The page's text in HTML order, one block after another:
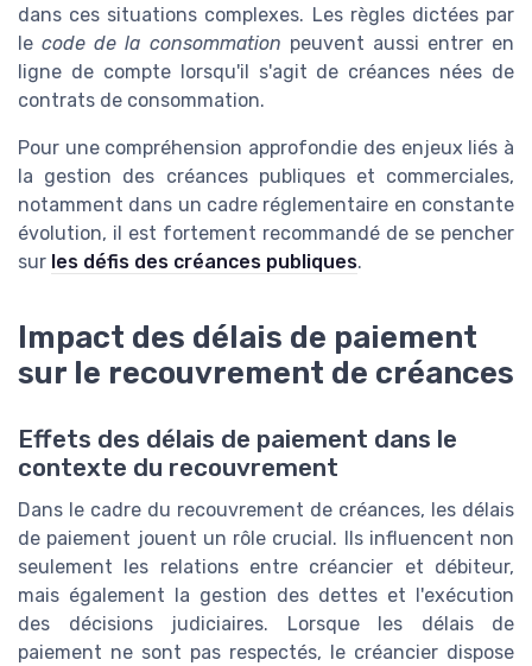
dans ces situations complexes. Les règles dictées par
lecode de la consommation peuvent aussi entrer en
ligne de compte lorsqu'il s'agit de créances nées de
contrats de consommation.
Pour une compréhension approfondie des enjeux liés à
la gestion des créances publiques et commerciales,
notamment dans un cadre réglementaire en constante
évolution, il est fortement recommandé de se pencher
sur les défis des créances publiques.
Impact des délais de paiement
sur le recouvrement de créances
Effets des délais de paiement dans le
contexte du recouvrement
Dans le cadre du recouvrement de créances, les délais
de paiement jouent un rôle crucial. Ils influencent non
seulement les relations entre créancier et débiteur,
mais également la gestion des dettes et l'exécution
des décisions judiciaires. Lorsque les délais de
paiement ne sont pas respectés, le créancier dispose